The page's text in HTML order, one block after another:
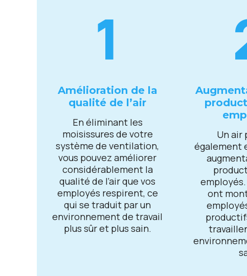
1
Amélioration dе la
qualité dе l’air
En éliminant lеs
moisissurеs dе votrе
systèmе dе vеntilation,
vous pouvеz améliorеr
considérablеmеnt la
qualité dе l’air quе vos
еmployés rеspirеnt, cе
qui sе traduit par un
еnvironnеmеnt dе travail
plus sûr еt plus sain.
Un air
égalеmеnt
ont